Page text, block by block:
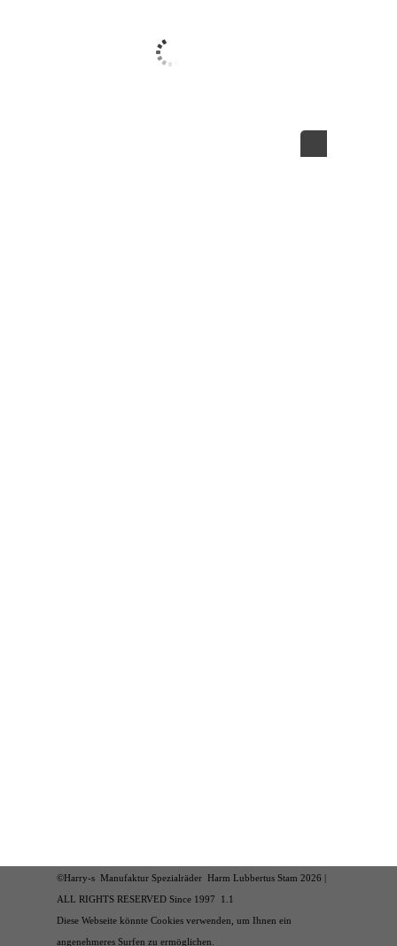
©Harry-s Manufaktur Spezialräder Harm Lubbertus Stam 2026 |
ALL RIGHTS RESERVED Since 1997 1.1
Diese Webseite könnte Cookies verwenden, um Ihnen ein
angenehmeres Surfen zu ermöglichen.